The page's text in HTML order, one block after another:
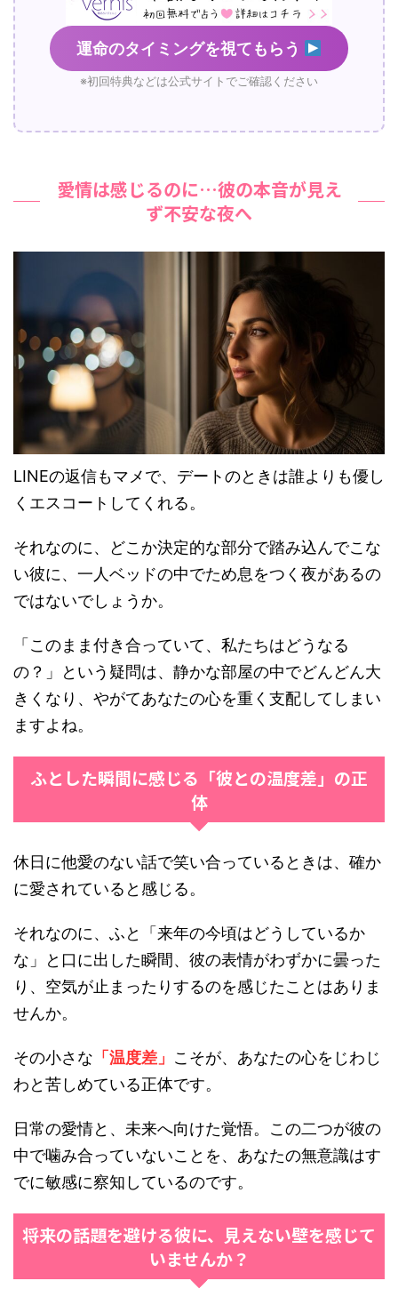
運命のタイミングを視てもらう
※初回特典などは公式サイトでご確認ください
愛情は感じるのに…彼の本音が見え
ず不安な夜へ
LINEの返信もマメで、デートのときは誰よりも優し
くエスコートしてくれる。
それなのに、どこか決定的な部分で踏み込んでこな
い彼に、一人ベッドの中でため息をつく夜があるの
ではないでしょうか。
「このまま付き合っていて、私たちはどうなる
の？」という疑問は、静かな部屋の中でどんどん大
きくなり、やがてあなたの心を重く支配してしまい
ますよね。
ふとした瞬間に感じる「彼との温度差」の正
体
休日に他愛のない話で笑い合っているときは、確か
に愛されていると感じる。
それなのに、ふと「来年の今頃はどうしているか
な」と口に出した瞬間、彼の表情がわずかに曇った
り、空気が止まったりするのを感じたことはありま
せんか。
その小さな 「温度差」 こそが、あなたの心をじわじ
わと苦しめている正体です。
日常の愛情と、未来へ向けた覚悟。この二つが彼の
中で噛み合っていないことを、あなたの無意識はす
でに敏感に察知しているのです。
将来の話題を避ける彼に、見えない壁を感じて
いませんか？